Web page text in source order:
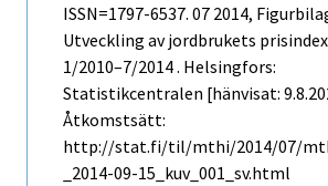
ISSN=1797-6537. 07 2014,
Utveckling av jordbrukets prisindex
1/2010–7/2014 . Helsingfors:
Statistikcentralen [hänvisat:
Åtkomstsätt:
http://stat.fi/til/mthi/2014/07/
_2014-09-15_kuv_001_sv.html